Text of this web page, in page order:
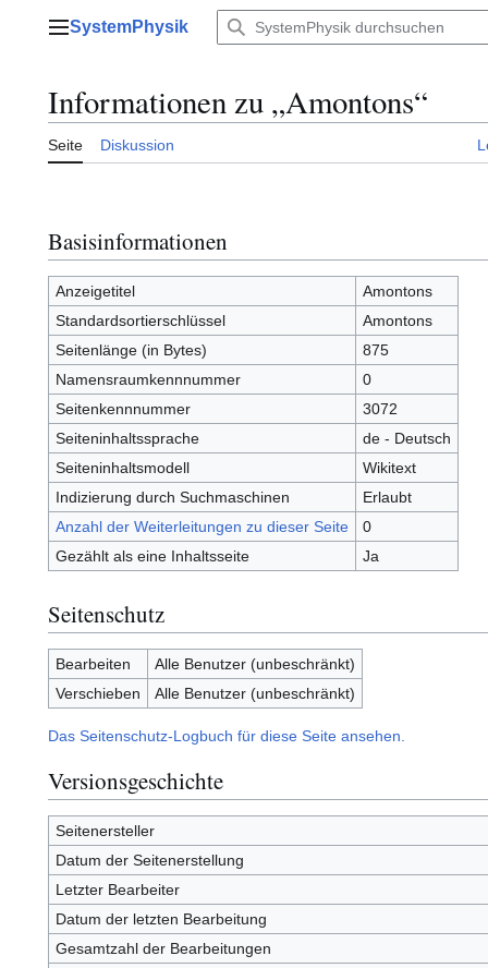
Hauptmenü
SystemPhysik
Informationen zu „Amontons“
Seite Diskussion
Basisinformationen
Anzeigetitel
Amontons
Standardsortierschlüssel
Amontons
Seitenlänge (in Bytes)
875
Namensraumkennnummer
0
Seitenkennnummer
3072
Seiteninhaltssprache
de - Deutsch
Seiteninhaltsmodell
Wikitext
Indizierung durch Suchmaschinen
Erlaubt
Anzahl der Weiterleitungen zu dieser Seite
0
Gezählt als eine Inhaltsseite
Ja
Seitenschutz
Bearbeiten
Alle Benutzer (unbeschränkt)
Verschieben
Alle Benutzer (unbeschränkt)
Das Seitenschutz-Logbuch für diese Seite ansehen.
Versionsgeschichte
Seitenersteller
Datum der Seitenerstellung
Letzter Bearbeiter
Datum der letzten Bearbeitung
Gesamtzahl der Bearbeitungen